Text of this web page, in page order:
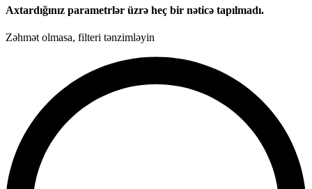
Axtardığınız parametrlər üzrə heç bir nəticə tapılmadı.
Zəhmət olmasa, filteri tənzimləyin